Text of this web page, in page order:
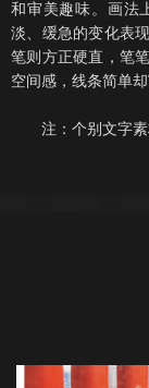
和审美趣味。画法
淡、缓急的变化表
笔则方正硬直，笔
空间感，线条简单却
注：个别文字